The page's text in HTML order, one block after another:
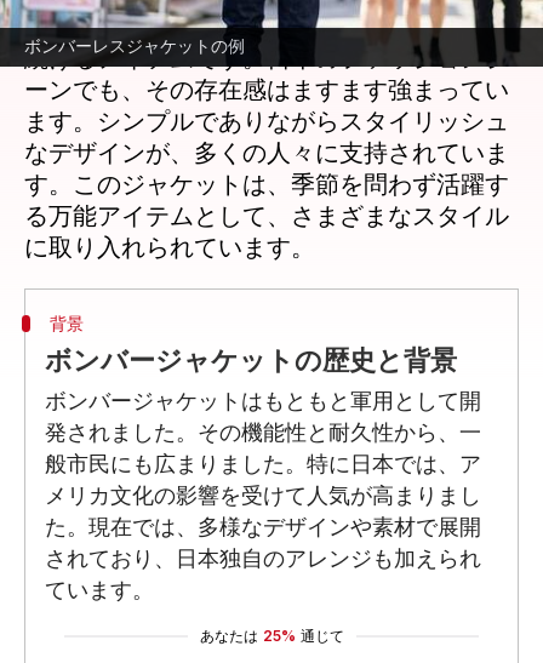
ボンバーレスジャケットの例
ボンバージャケットは、時代を超えて愛され
続けるアイテムです。日本のファッションシ
ーンでも、その存在感はますます強まってい
ます。シンプルでありながらスタイリッシュ
なデザインが、多くの人々に支持されていま
す。このジャケットは、季節を問わず活躍す
る万能アイテムとして、さまざまなスタイル
背景
ボンバージャケットの歴史と背景
ボンバージャケットはもともと軍用として開
発されました。その機能性と耐久性から、一
般市民にも広まりました。特に日本では、ア
メリカ文化の影響を受けて人気が高まりまし
た。現在では、多様なデザインや素材で展開
されており、日本独自のアレンジも加えられ
ています。
あなたは 25% 通じて